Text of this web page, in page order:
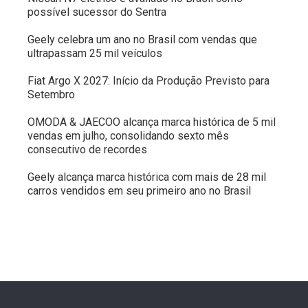
possível sucessor do Sentra
Geely celebra um ano no Brasil com vendas que
ultrapassam 25 mil veículos
Fiat Argo X 2027: Início da Produção Previsto para
Setembro
OMODA & JAECOO alcança marca histórica de 5 mil
vendas em julho, consolidando sexto mês
consecutivo de recordes
Geely alcança marca histórica com mais de 28 mil
carros vendidos em seu primeiro ano no Brasil